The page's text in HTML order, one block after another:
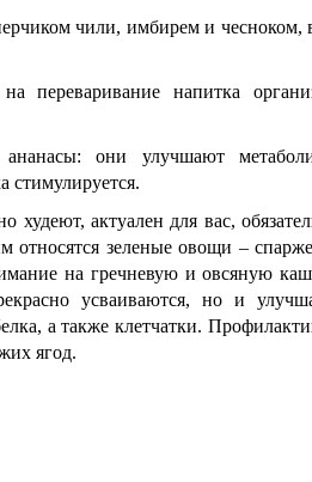
чили, имбирем и чесноком,
переваривание напитка
они улучшают
стимулируется.
худеют, актуален для вас,
относятся зеленые овощи –
на гречневую и овсяную
усваиваются, но и
а также клетчатки.
ягод.